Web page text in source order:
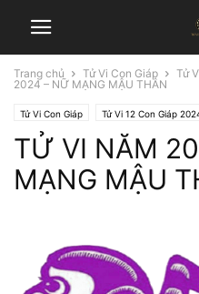
Trang chủ Tử Vi Con Giáp Tử
2024 – NỮ MẠNG MẬU THÂN
Tử Vi Con Giáp Tử Vi 12 Con Giáp
TỬ VI NĂM
MẠNG MẬU